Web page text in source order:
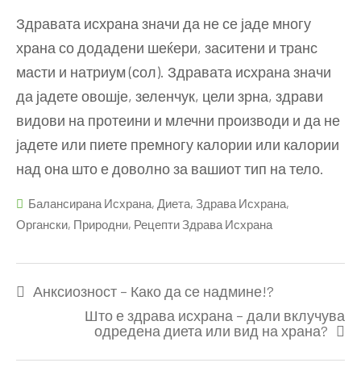
Здравата исхрана значи да не се јаде многу
храна со додадени шеќери, заситени и транс
масти и натриум (сол). Здравата исхрана значи
да јадете овошје, зеленчук, цели зрна, здрави
видови на протеини и млечни производи и да не
јадете или пиете премногу калории или калории
над она што е доволно за вашиот тип на тело.
Балансирана Исхрана, Диета, Здрава Исхрана,
Органски, Природни, Рецепти Здрава Исхрана
navigation
Анксиозност – Како да се надмине!?
Што е здрава исхрана – дали вклучува
одредена диета или вид на храна?